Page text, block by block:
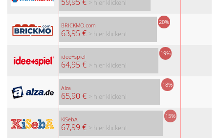
> hier klicken!
BRICKMO.com
63,95 €
20%
> hier klicken!
idee+spiel
64,95 €
19%
> hier klicken!
Alza
65,90 €
18%
> hier klicken!
KiSebA
67,99 €
15%
> hier klicken!